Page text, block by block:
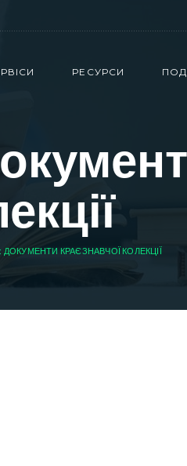
РЕСУРСИ
ДОКУМЕНТИ КРАЄЗНАВЧОЇ КОЛЕКЦІЇ